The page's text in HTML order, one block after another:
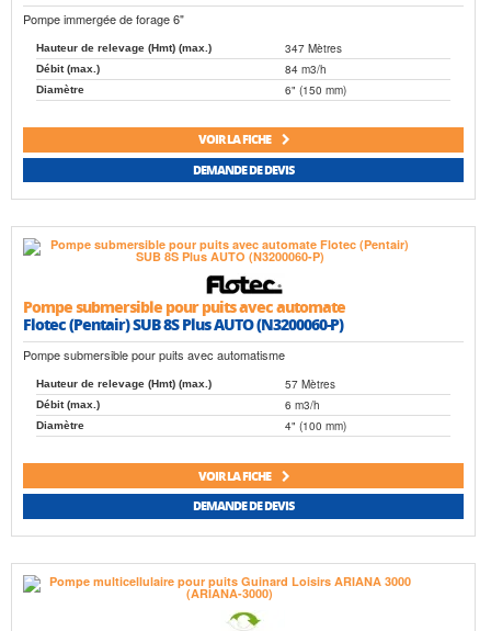
Pompe immergée de forage 6"
Hauteur de relevage (Hmt) (max.) 347 Mètres
Débit (max.) 84 m3/h
Diamètre 6" (150 mm)
VOIR LA FICHE
DEMANDE DE DEVIS
Pompe submersible pour puits avec automate
Flotec (Pentair) SUB 8S Plus AUTO (N3200060-P)
Pompe submersible pour puits avec automatisme
Hauteur de relevage (Hmt) (max.) 57 Mètres
Débit (max.) 6 m3/h
Diamètre 4" (100 mm)
VOIR LA FICHE
DEMANDE DE DEVIS